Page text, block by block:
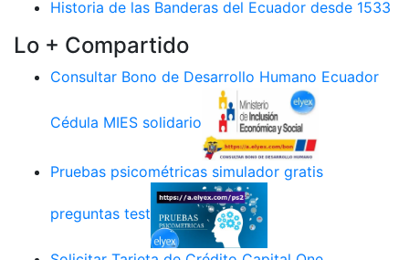
Historia de las Banderas del Ecuador desde 1533
Lo + Compartido
Consultar Bono de Desarrollo Humano Ecuador
Cédula MIES solidario
Pruebas psicométricas simulador gratis
preguntas test